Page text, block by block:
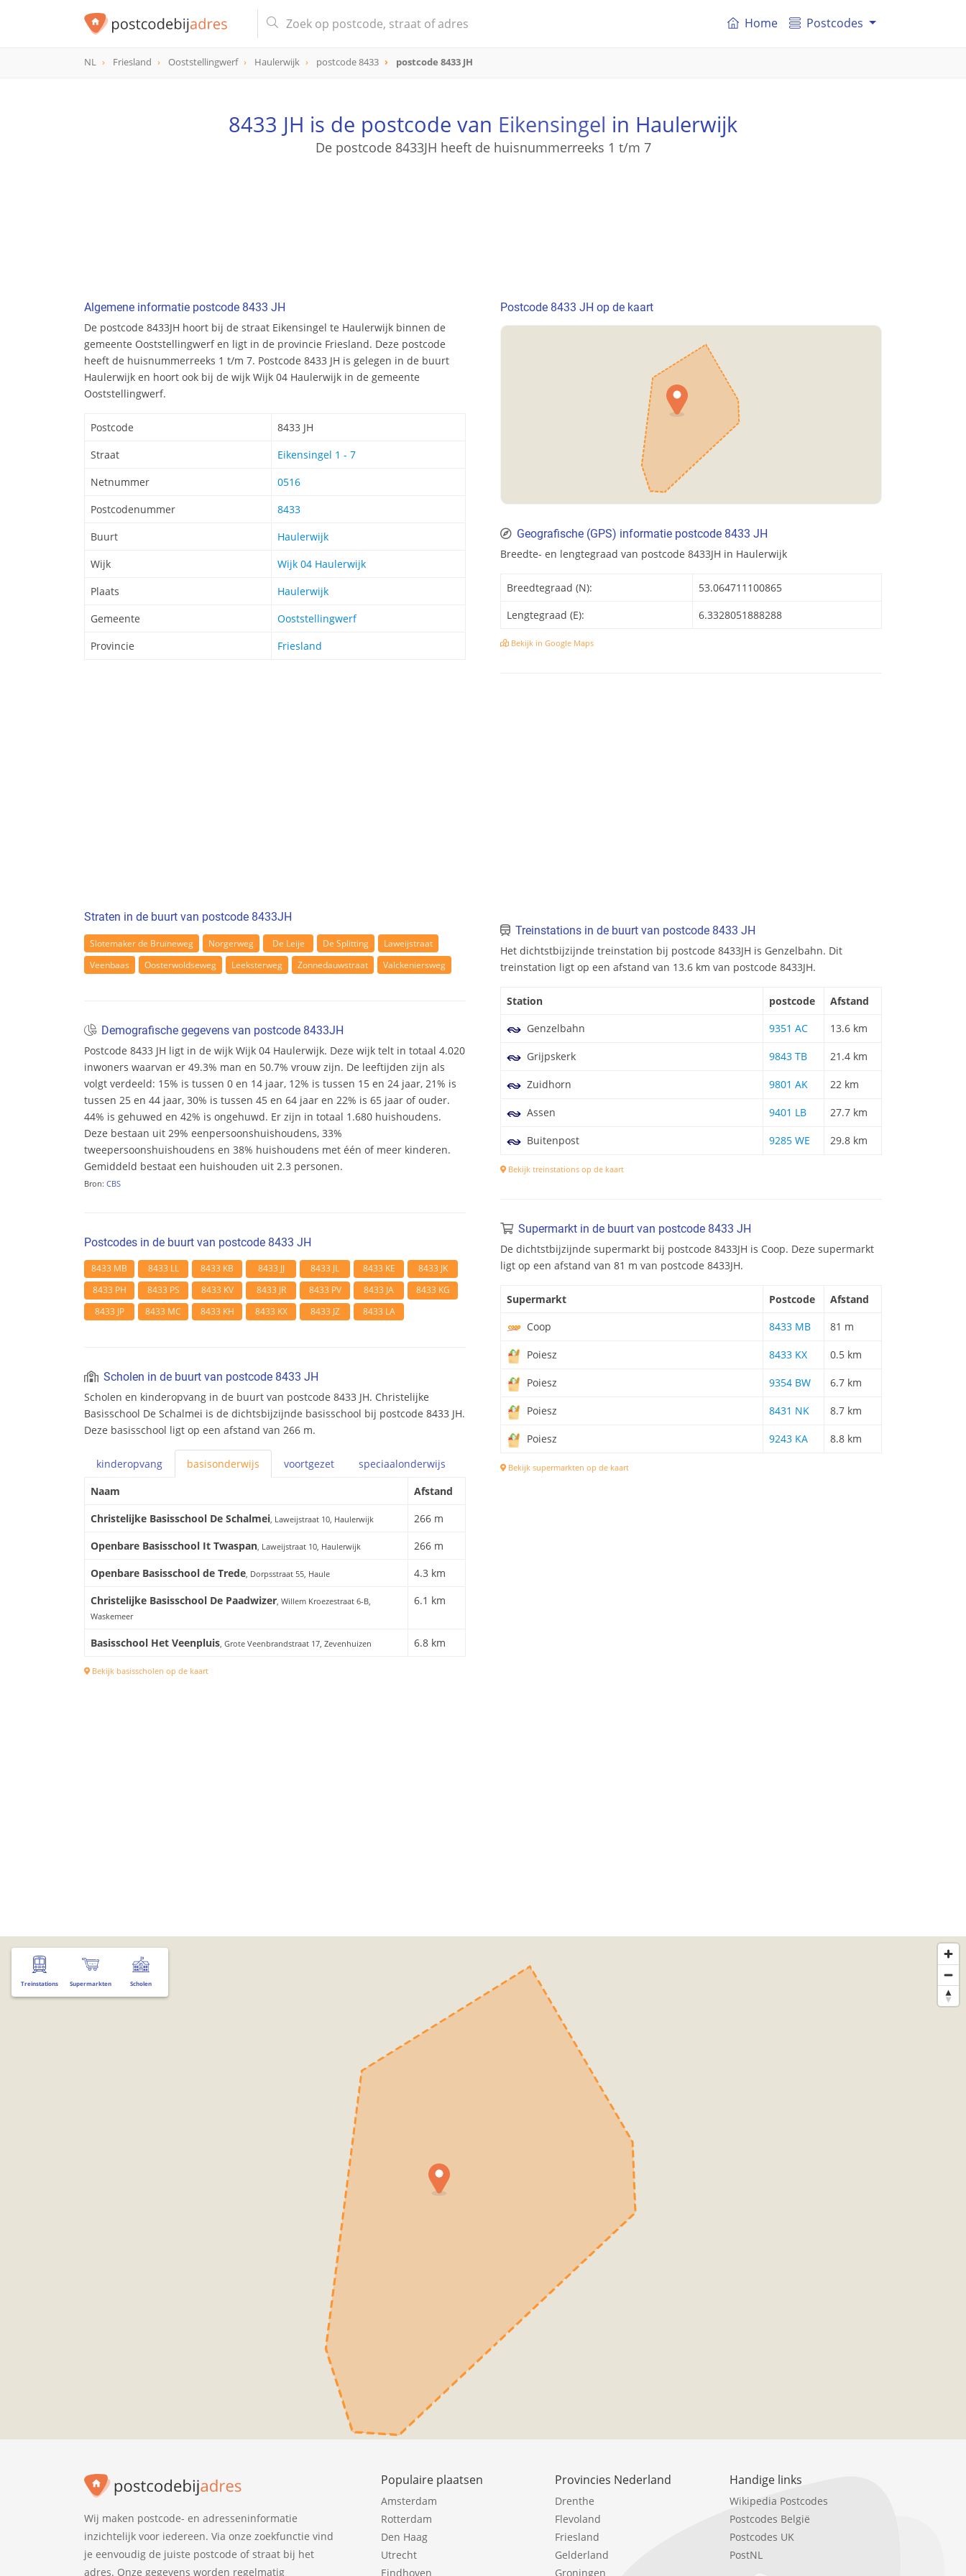
8433 JH
Home Postcodes
NL Friesland Ooststellingwerf Haulerwijk postcode 8433 postcode 8433 JH
8433 JH is de postcode van Eikensingel in Haulerwijk
De postcode 8433JH heeft de huisnummerreeks 1 t/m 7
Algemene informatie postcode 8433 JH
De postcode 8433JH hoort bij de straat Eikensingel te Haulerwijk binnen de
gemeente Ooststellingwerf en ligt in de provincie Friesland. Deze postcode
heeft de huisnummerreeks 1 t/m 7. Postcode 8433 JH is gelegen in de buurt
Haulerwijk en hoort ook bij de wijk Wijk 04 Haulerwijk in de gemeente
Ooststellingwerf.
Postcode
8433 JH
Straat
Eikensingel 1 - 7
Netnummer
0516
Postcodenummer
8433
Buurt
Haulerwijk
Wijk
Wijk 04 Haulerwijk
Plaats
Haulerwijk
Gemeente
Ooststellingwerf
Provincie
Friesland
Straten in de buurt van postcode 8433JH
Slotemaker de Bruïneweg Norgerweg De Leije De Splitting
Laweijstraat
Veenbaas
Oosterwoldseweg Leeksterweg Zonnedauwstraat Valckeniersweg
Demografische gegevens van postcode 8433JH
Postcode 8433 JH ligt in de wijk Wijk 04 Haulerwijk. Deze wijk telt in totaal 4.020
inwoners waarvan er 49.3% man en 50.7% vrouw zijn. De leeftijden zijn als
volgt verdeeld: 15% is tussen 0 en 14 jaar, 12% is tussen 15 en 24 jaar, 21% is
tussen 25 en 44 jaar, 30% is tussen 45 en 64 jaar en 22% is 65 jaar of ouder.
44% is gehuwed en 42% is ongehuwd. Er zijn in totaal 1.680 huishoudens.
Deze bestaan uit 29% eenpersoonshuishoudens, 33%
tweepersoonshuishoudens en 38% huishoudens met één of meer kinderen.
Gemiddeld bestaat een huishouden uit 2.3 personen.
Bron: CBS
Postcodes in de buurt van postcode 8433 JH
8433 MB 8433 LL 8433 KB 8433 JJ 8433 JL 8433 KE
8433 JK
8433 PH
8433 PS 8433 KV 8433 JR 8433 PV 8433 JA
8433 KG
8433 JP
8433 MC 8433 KH 8433 KX 8433 JZ 8433 LA
Scholen in de buurt van postcode 8433 JH
Scholen en kinderopvang in de buurt van postcode 8433 JH. Christelijke
Basisschool De Schalmei is de dichtsbijzijnde basisschool bij postcode 8433 JH.
Deze basisschool ligt op een afstand van 266 m.
kinderopvang basisonderwijs voortgezet speciaalonderwijs
Naam
Afstand
Christelijke Basisschool De Schalmei, Laweijstraat 10, Haulerwijk
266 m
Openbare Basisschool It Twaspan, Laweijstraat 10, Haulerwijk
266 m
Openbare Basisschool de Trede, Dorpsstraat 55, Haule
4.3 km
Christelijke Basisschool De Paadwizer, Willem Kroezestraat 6-B,
Waskemeer
6.1 km
Basisschool Het Veenpluis, Grote Veenbrandstraat 17, Zevenhuizen 6.8 km
Bekijk basisscholen op de kaart
Postcode 8433 JH op de kaart
Geografische (GPS) informatie postcode 8433 JH
Breedte- en lengtegraad van postcode 8433JH in Haulerwijk
Breedtegraad (N):
53.064711100865
Lengtegraad (E):
6.3328051888288
Bekijk in Google Maps
Treinstations in de buurt van postcode 8433 JH
Het dichtstbijzijnde treinstation bij postcode 8433JH is Genzelbahn. Dit
treinstation ligt op een afstand van 13.6 km van postcode 8433JH.
Station postcode
Afstand
Genzelbahn
9351 AC 13.6 km
Grijpskerk 9843 TB 21.4 km
Zuidhorn 9801 AK 22 km
Assen 9401 LB 27.7 km
Buitenpost 9285 WE 29.8 km
Bekijk treinstations op de kaart
Supermarkt in de buurt van postcode 8433 JH
De dichtstbijzijnde supermarkt bij postcode 8433JH is Coop. Deze supermarkt
ligt op een afstand van 81 m van postcode 8433JH.
Supermarkt Postcode
Afstand
Coop
8433 MB 81 m
Poiesz 8433 KX 0.5 km
Poiesz 9354 BW 6.7 km
Poiesz 8431 NK 8.7 km
Poiesz 9243 KA 8.8 km
Bekijk supermarkten op de kaart
Treinstations Supermarkten Scholen
Wij maken postcode- en adresseninformatie
inzichtelijk voor iedereen. Via onze zoekfunctie vind
je eenvoudig de juiste postcode of straat bij het
adres. Onze gegevens worden regelmatig
Populaire plaatsen
Amsterdam
Rotterdam
Den Haag
Utrecht
Eindhoven
Provincies Nederland
Drenthe
Flevoland
Friesland
Gelderland
Groningen
Handige links
Wikipedia Postcodes
Postcodes België
Postcodes UK
PostNL